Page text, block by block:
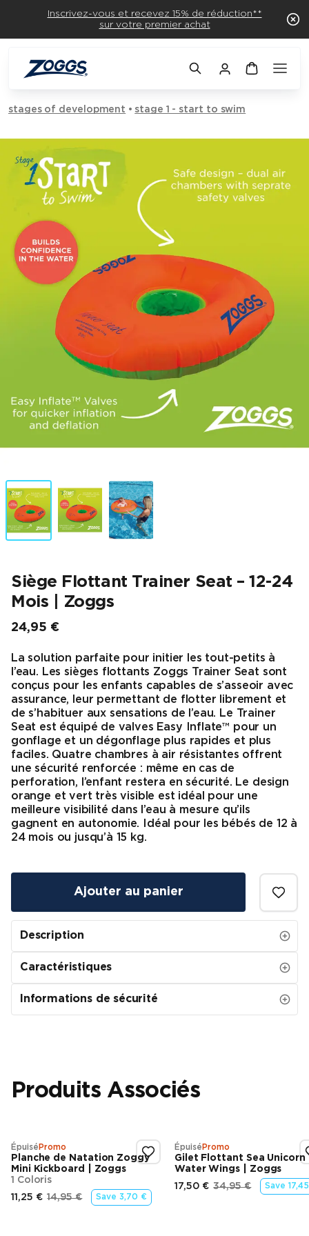
Inscrivez-vous et recevez 15% de réduction**
sur votre premier achat
stages of development stage 1 - start to swim
Siège Flottant Trainer Seat – 12-24
Mois | Zoggs
24,95 €
Prix final
La solution parfaite pour initier les tout-petits à
l’eau. Les sièges flottants Zoggs Trainer Seat sont
conçus pour les enfants capables de s’asseoir avec
assurance, leur permettant de flotter librement et
de s’habituer aux sensations de l’eau. Le Trainer
Seat est équipé de valves Easy Inflate™ pour un
gonflage et un dégonflage plus rapides et plus
faciles. Quatre chambres à air résistantes offrent
une sécurité renforcée : même en cas de
perforation, l’enfant restera en sécurité. Le design
orange et vert très visible est idéal pour une
meilleure visibilité dans l’eau à mesure qu’ils
gagnent en autonomie. Idéal pour les bébés de 12 à
24 mois ou jusqu’à 15 kg.
Ajouter au panier
Description
Caractéristiques
Informations de sécurité
Produits Associés
Épuisé Promo
Planche de Natation Zoggy
Mini Kickboard | Zoggs
1 Coloris
11,25 €
Prix final
14,95 €
Prix d’origine
Save3,70 €
Épuisé Promo
Gilet Flottant Sea Unicorn
Water Wings | Zoggs
17,50 €
Prix final
34,95 €
Prix d’origine
Save